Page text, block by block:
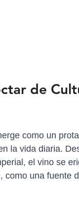
de
como un
la vida diaria.
el vino se
como una fuente